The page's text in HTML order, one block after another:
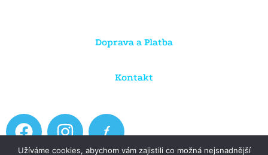
Doprava a Platba
Kontakt
F
a
I
n
Užíváme cookies, abychom vám zajistili co možná nejsnadnější